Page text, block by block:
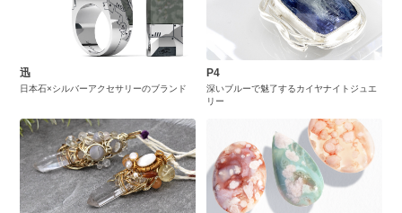
迅
日本石×シルバーアクセサリーのブランド
P4
深いブルーで魅了するカイヤナイトジュエ
リー